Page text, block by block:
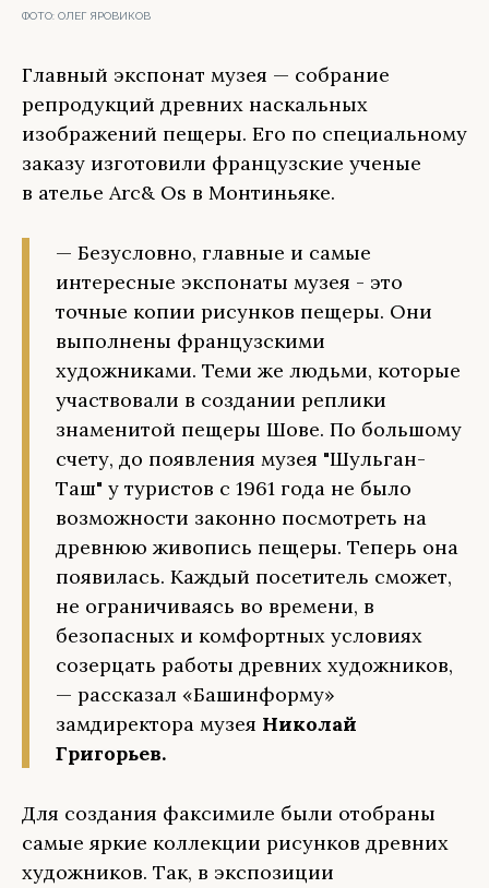
ФОТО: ОЛЕГ ЯРОВИКОВ
Главный экспонат музея — собрание
репродукций древних наскальных
изображений пещеры. Его по специальному
заказу изготовили французские ученые
в ателье Arc& Os в Монтиньяке.
— Безусловно, главные и самые
интересные экспонаты музея - это
точные копии рисунков пещеры. Они
выполнены французскими
художниками. Теми же людьми, которые
участвовали в создании реплики
знаменитой пещеры Шове. По большому
счету, до появления музея "Шульган-
Таш" у туристов с 1961 года не было
возможности законно посмотреть на
древнюю живопись пещеры. Теперь она
появилась. Каждый посетитель сможет,
не ограничиваясь во времени, в
безопасных и комфортных условиях
созерцать работы древних художников,
— рассказал «Башинформу»
замдиректора музея Николай
Григорьев.
Для создания факсимиле были отобраны
самые яркие коллекции рисунков древних
художников. Так, в экспозиции